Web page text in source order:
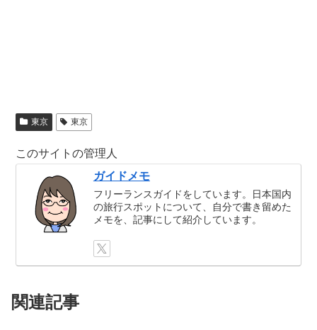
東京 東京
このサイトの管理人
ガイドメモ
フリーランスガイドをしています。日本国内
の旅行スポットについて、自分で書き留めた
メモを、記事にして紹介しています。
関連記事